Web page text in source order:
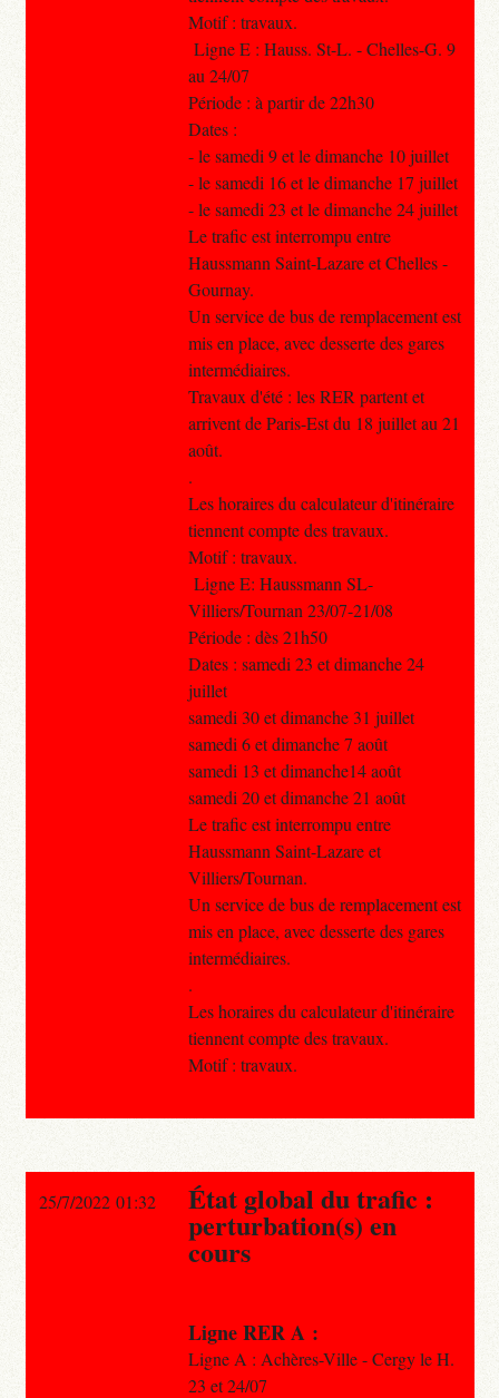
Motif : travaux.
Ligne E : Hauss. St-L. - Chelles-G. 9
au 24/07
Période : à partir de 22h30
Dates :
- le samedi 9 et le dimanche 10 juillet
- le samedi 16 et le dimanche 17 juillet
- le samedi 23 et le dimanche 24 juillet
Le trafic est interrompu entre
Haussmann Saint-Lazare et Chelles -
Gournay.
Un service de bus de remplacement est
mis en place, avec desserte des gares
intermédiaires.
Travaux d'été : les RER partent et
arrivent de Paris-Est du 18 juillet au 21
août.
.
Les horaires du calculateur d'itinéraire
tiennent compte des travaux.
Motif : travaux.
Ligne E: Haussmann SL-
Villiers/Tournan 23/07-21/08
Période : dès 21h50
Dates : samedi 23 et dimanche 24
juillet
samedi 30 et dimanche 31 juillet
samedi 6 et dimanche 7 août
samedi 13 et dimanche14 août
samedi 20 et dimanche 21 août
Le trafic est interrompu entre
Haussmann Saint-Lazare et
Villiers/Tournan.
Un service de bus de remplacement est
mis en place, avec desserte des gares
intermédiaires.
.
Les horaires du calculateur d'itinéraire
tiennent compte des travaux.
Motif : travaux.
25/7/2022 01:32 État global du trafic :
perturbation(s) en
cours
Ligne RER A :
Ligne A : Achères-Ville - Cergy le H.
23 et 24/07